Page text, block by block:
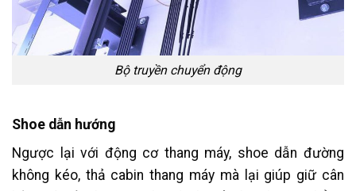
Bộ truyền chuyển động
Shoe dẫn hướng
Ngược lại với động cơ thang máy, shoe dẫn đường
không kéo, thả cabin thang máy mà lại giúp giữ cân